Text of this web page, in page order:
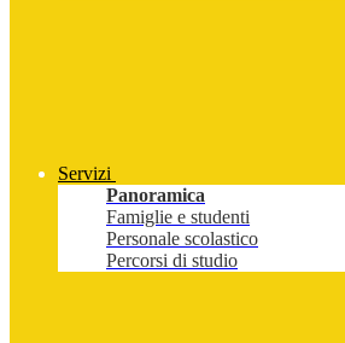
Servizi
Panoramica
Famiglie e studenti
Personale scolastico
Percorsi di studio